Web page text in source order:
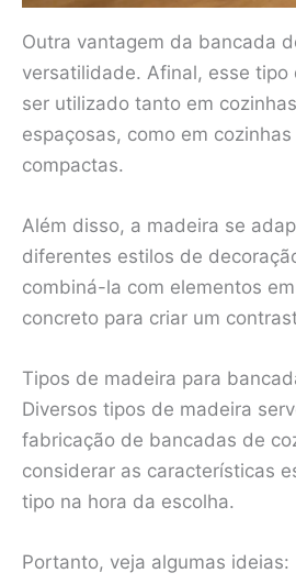
Outra vantagem da bancada
versatilidade. Afinal, esse tipo
ser utilizado tanto em
espaçosas, como em
compactas.
Além disso, a madeira se
diferentes estilos de
combiná-la com elementos
concreto para criar um
Tipos de madeira para
Diversos tipos de madeira
fabricação de bancadas de
considerar as características
tipo na hora da escolha.
Portanto, veja algumas ideias: